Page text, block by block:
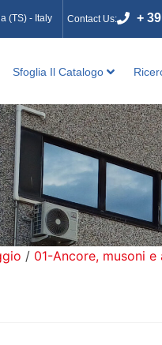
(TS) - Italy Contact Us: +
Sfoglia Il Catalogo
/ 01-Ancore, musoni